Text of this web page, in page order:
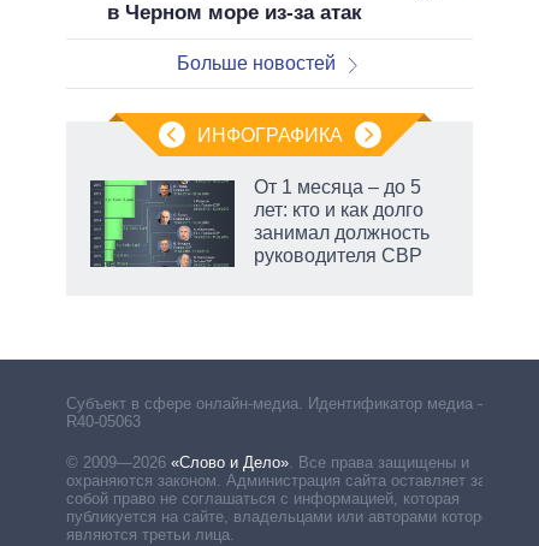
в Черном море из-за атак
Больше новостей
ИНФОГРАФИКА
От 1 месяца – до 5
лет: кто и как долго
занимал должность
руководителя СВР
Субъект в сфере онлайн-медиа. Идентификатор медиа –
R40-05063
© 2009—2026 «Слово и Дело». Все права защищены и
охраняются законом. Администрация сайта оставляет за
собой право не соглашаться с информацией, которая
публикуется на сайте, владельцами или авторами которой
являются третьи лица.